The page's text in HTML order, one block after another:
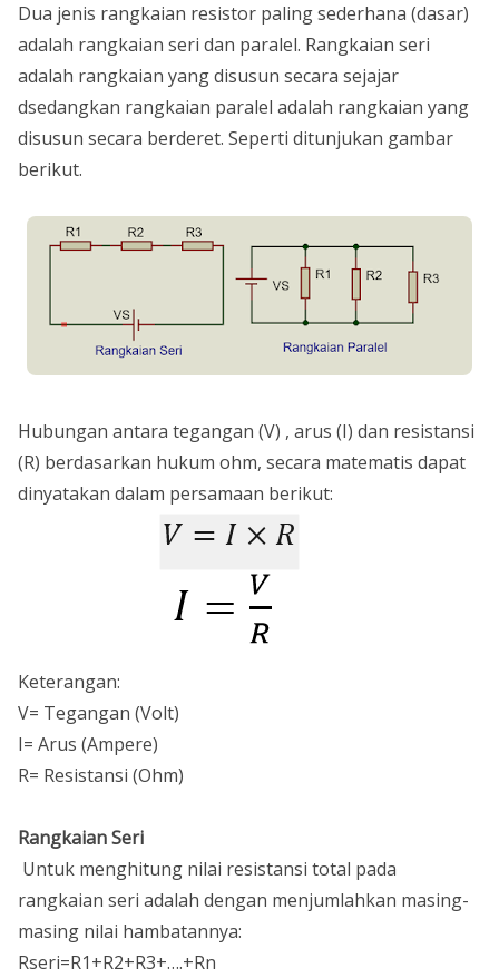
Dua jenis rangkaian resistor paling sederhana (dasar)
adalah rangkaian seri dan paralel. Rangkaian seri
adalah rangkaian yang disusun secara sejajar
dsedangkan rangkaian paralel adalah rangkaian yang
disusun secara berderet. Seperti ditunjukan gambar
berikut.
Hubungan antara tegangan (V) , arus (I) dan resistansi
(R) berdasarkan hukum ohm, secara matematis dapat
dinyatakan dalam persamaan berikut:
Keterangan:
V= Tegangan (Volt)
I= Arus (Ampere)
R= Resistansi (Ohm)
Rangkaian Seri
Untuk menghitung nilai resistansi total pada
rangkaian seri adalah dengan menjumlahkan masing-
masing nilai hambatannya:
Rseri=R1+R2+R3+….+Rn